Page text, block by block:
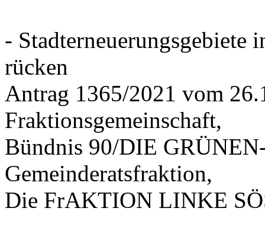
- Stadterneuerungsgebiete
rücken
Antrag 1365/2021 vom
Fraktionsgemeinschaft,
Bündnis 90/DIE
Gemeinderatsfraktion,
Die FrAKTION LINKE